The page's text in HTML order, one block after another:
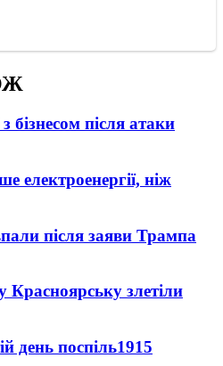
бізнесом після атаки
електроенергії, ніж
після заяви Трампа
Красноярську злетіли
день поспіль1915